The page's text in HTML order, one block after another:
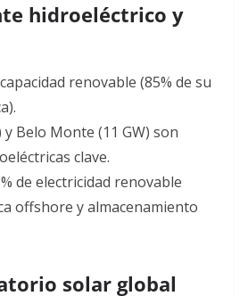
hidroeléctrico y
renovable (85% de su
.
y Belo Monte (11 GW) son
clave.
de electricidad renovable
offshore y almacenamiento
solar global